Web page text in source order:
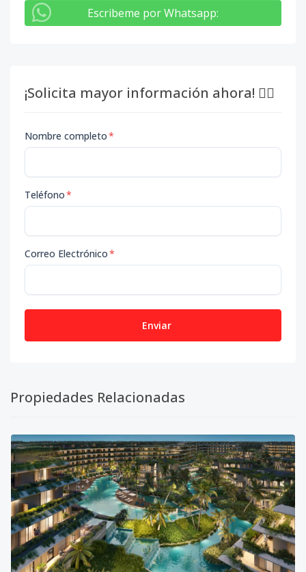
Escribeme por Whatsapp:
¡Solicita mayor información ahora! 👇🏽
Nombre completo*
Teléfono*
Correo Electrónico*
Enviar
Propiedades Relacionadas